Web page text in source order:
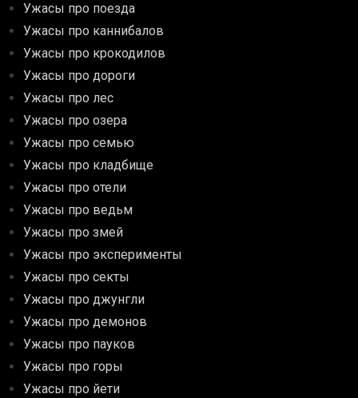
Ужасы про поезда
Ужасы про каннибалов
Ужасы про крокодилов
Ужасы про дороги
Ужасы про лес
Ужасы про озера
Ужасы про семью
Ужасы про кладбище
Ужасы про отели
Ужасы про ведьм
Ужасы про змей
Ужасы про эксперименты
Ужасы про секты
Ужасы про джунгли
Ужасы про демонов
Ужасы про пауков
Ужасы про горы
Ужасы про йети